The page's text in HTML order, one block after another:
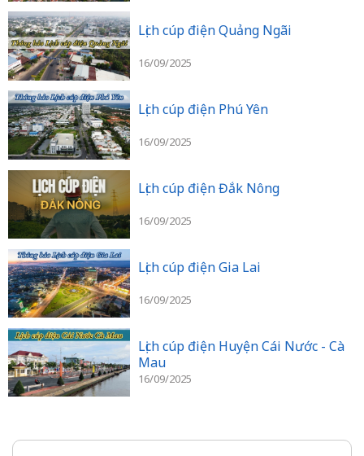
Lịch cúp điện Quảng Ngãi
16/09/2025
Lịch cúp điện Phú Yên
16/09/2025
Lịch cúp điện Đắk Nông
16/09/2025
Lịch cúp điện Gia Lai
16/09/2025
Lịch cúp điện Huyện Cái Nước - Cà
Mau
16/09/2025